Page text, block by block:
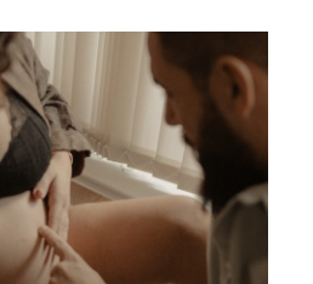
BLOG
SOBRE MÍ
CONTACTO